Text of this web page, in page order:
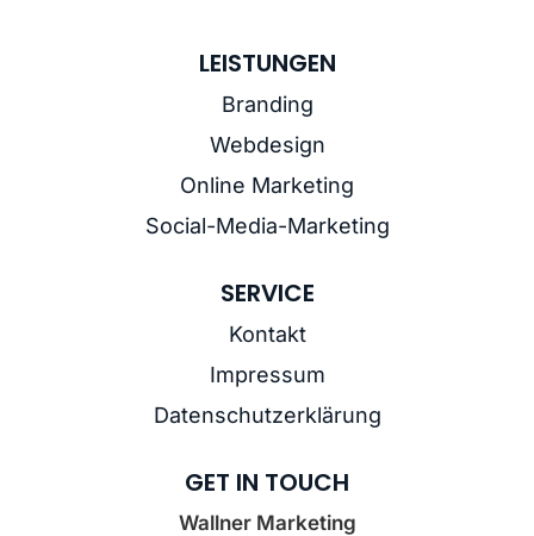
LEISTUNGEN
Branding
Webdesign
Online Marketing
Social-Media-Marketing
SERVICE
Kontakt
Impressum
Datenschutzerklärung
GET IN TOUCH
Wallner Marketing